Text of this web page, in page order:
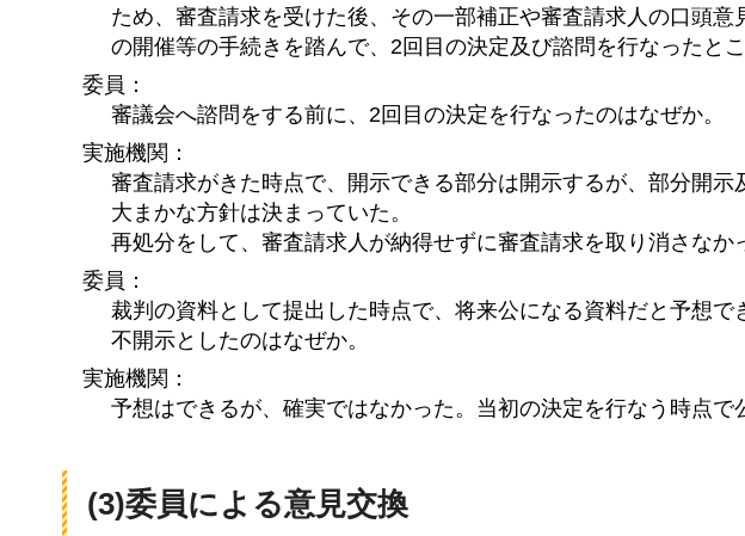
ため、審査請求を受けた後、その一部補正や審査請求人の口頭意
の開催等の手続きを踏んで、2回目の決定及び諮問を行なったとこ
委員：
審議会へ諮問をする前に、2回目の決定を行なったのはなぜか。
実施機関：
審査請求がきた時点で、開示できる部分は開示するが、部分開示
大まかな方針は決まっていた。
再処分をして、審査請求人が納得せずに審査請求を取り消さなか
委員：
裁判の資料として提出した時点で、将来公になる資料だと予想で
不開示としたのはなぜか。
実施機関：
予想はできるが、確実ではなかった。当初の決定を行なう時点で
(3)委員による意見交換